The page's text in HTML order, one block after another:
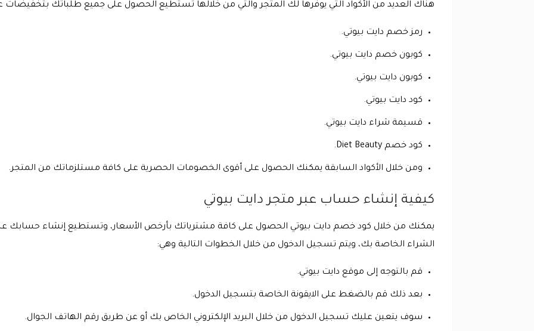
هناك العديد من الأكواد التي يوفرها لك المتجر والتي من خلالها تستطيع الحصول على جميع طلباتك بتخفيضات
رمز خصم دايت بيوتي.
كوبون خصم دايت بيوتي.
كوبون دايت بيوتي.
كود دايت بيوتي.
قسيمة شراء دايت بيوتي.
كود خصم Diet Beauty.
ومن خلال الأكواد السابقة يمكنك الحصول على أقوى الخصومات الحصرية على كافة مستلزماتك من المتجر.
كيفية إنشاء حساب عبر متجر دايت بيوتي
يمكنك من خلال كود خصم دايت بيوتي الحصول على كافة مشترياتك بأرخص الأسعار، وتستطيع إنشاء حسابك
الشراء الخاصة بك، ويتم تسجيل الدخول من خلال الخطوات التالية وهي:
قم بالتوجه إلى موقع دايت بيوتي.
بعد ذلك قم بالضغط على الايقونة الخاصة بتسجيل الدخول.
سوف يتعين عليك تسجيل الدخول من خلال البريد الإلكتروني الخاص بك أو عن طريق رقم الهاتف الجوال.